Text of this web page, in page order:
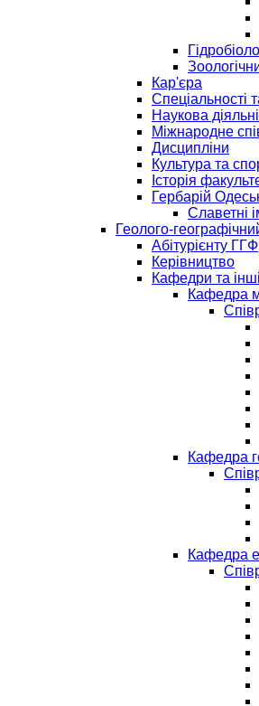
Кар'єра
Спеціальності
Наукова
Міжнародне
Дисципліни
Культура та
Історія
Гербарій
Славетні
Геолого-
Абітурієнту ГГФ
Керівництво
Кафедри та
Кафедра
Кафедра
Кафедра